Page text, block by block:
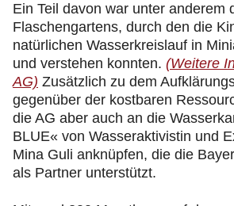
Ein Teil davon war unter anderem
Flaschengartens, durch den die
natürlichen Wasserkreislauf in
und verstehen konnten. (Weitere
AG) Zusätzlich zu dem
gegenüber der kostbaren
die AG aber auch an die
BLUE« von Wasseraktivistin und
Mina Guli anknüpfen, die die
als Partner unterstützt.